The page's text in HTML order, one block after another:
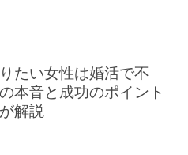
たい女性は婚活で不
本音と成功のポイント
解説